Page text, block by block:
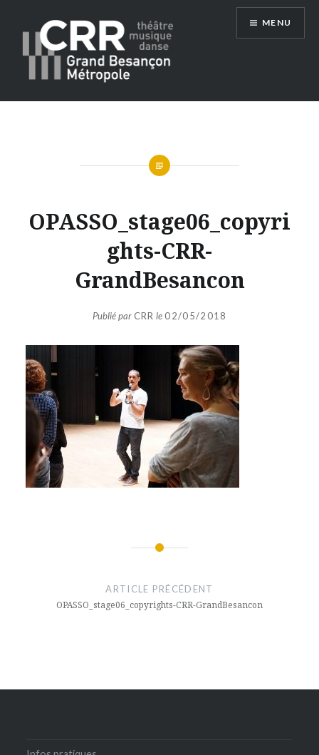
Conservatoire du Grand Besançon
MENU
OPASSO_stage06_copyri
ghts-CRR-
GrandBesancon
Publié par CRR le02/05/2018
l’article
ARTICLE PRÉCÉDENT
OPASSO_stage06_copyrights-CRR-GrandBesancon